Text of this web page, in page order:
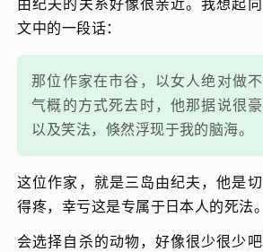
文中的一段话：
那位作家在市谷，以女人绝对做
气概的方式死去时，他那据说很豪
以及笑法，倏然浮现于我的脑海。
这位作家，就是三岛由纪夫，他是
得疼，幸亏这是专属于日本人的死法。
会选择自杀的动物，好像很少很少